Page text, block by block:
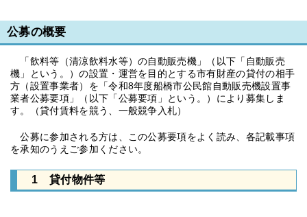
公募の概要
「飲料等（清涼飲料水等）の自動販売機」（以下「自動販売
機」という。）の設置・運営を目的とする市有財産の貸付の相手
方（設置事業者）を「令和8年度船橋市公民館自動販売機設置事
業者公募要項」（以下「公募要項」という。）により募集しま
す。（貸付賃料を競う、一般競争入札）
公募に参加される方は、この公募要項をよく読み、各記載事項
を承知のうえご参加ください。
1 貸付物件等